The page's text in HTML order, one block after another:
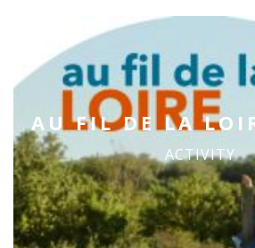
AU FIL DE LA
ACTIVITY